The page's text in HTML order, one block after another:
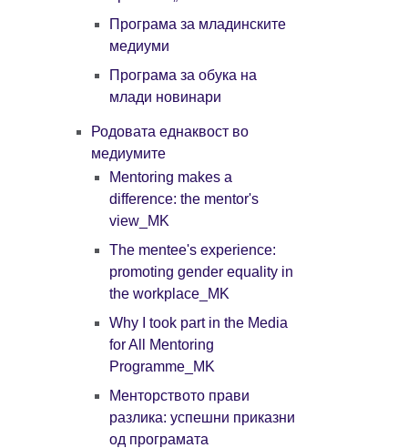
Програма за младинските
медиуми
Програма за обука на
млади новинари
Родовата еднаквост во
медиумите
Mentoring makes a
difference: the mentor's
view_MK
The mentee's experience:
promoting gender equality in
the workplace_MK
Why I took part in the Media
for All Mentoring
Programme_MK
Менторството прави
разлика: успешни приказни
од програмата